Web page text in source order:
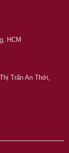
HCM
Trấn An Thới,